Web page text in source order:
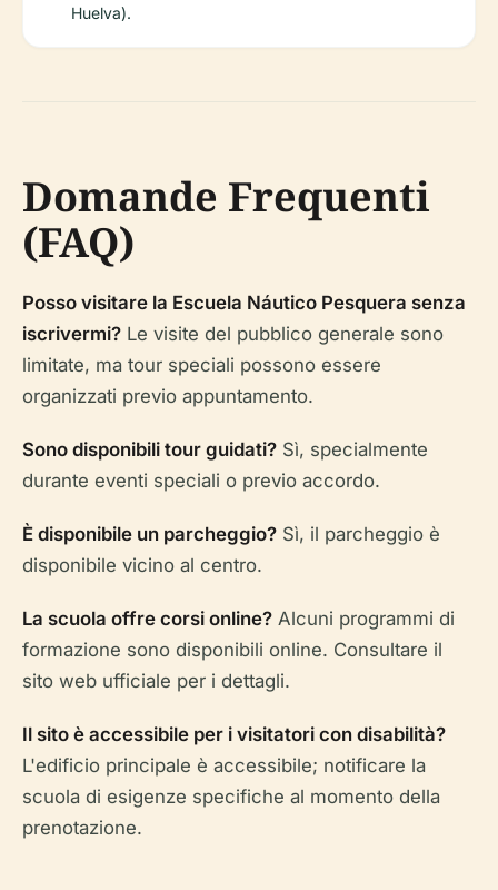
Huelva).
Domande Frequenti
(FAQ)
Posso visitare la Escuela Náutico Pesquera senza
iscrivermi? Le visite del pubblico generale sono
limitate, ma tour speciali possono essere
organizzati previo appuntamento.
Sono disponibili tour guidati? Sì, specialmente
durante eventi speciali o previo accordo.
È disponibile un parcheggio? Sì, il parcheggio è
disponibile vicino al centro.
La scuola offre corsi online? Alcuni programmi di
formazione sono disponibili online. Consultare il
sito web ufficiale per i dettagli.
Il sito è accessibile per i visitatori con disabilità?
L'edificio principale è accessibile; notificare la
scuola di esigenze specifiche al momento della
prenotazione.